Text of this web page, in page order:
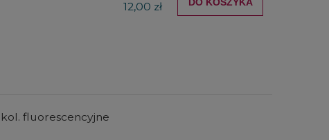
12,00 zł DO KOSZYKA
fluorescencyjne